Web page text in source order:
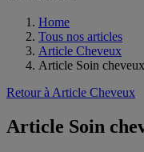
Home
Tous nos articles
Article Cheveux
Article Soin cheveux
Retour à Article Cheveux
Article Soin